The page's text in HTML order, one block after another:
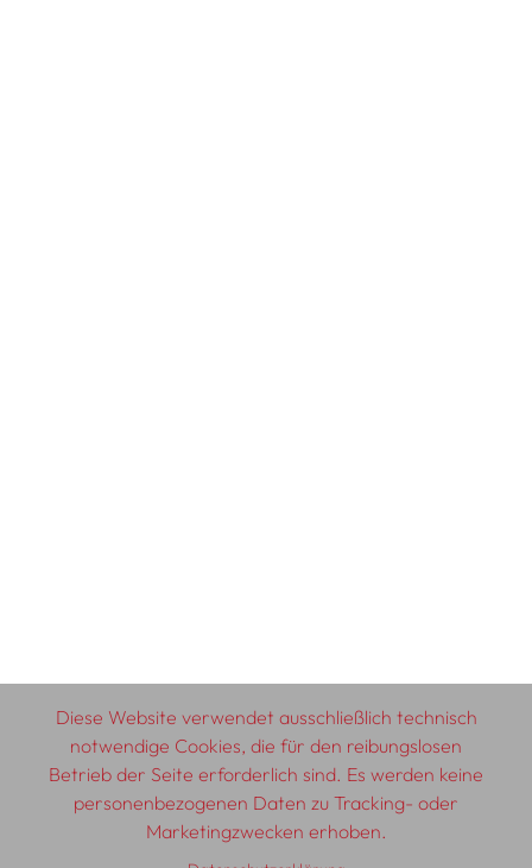
Diese Website verwendet ausschließlich technisch
notwendige Cookies, die für den reibungslosen
Betrieb der Seite erforderlich sind. Es werden keine
personenbezogenen Daten zu Tracking- oder
Marketingzwecken erhoben.